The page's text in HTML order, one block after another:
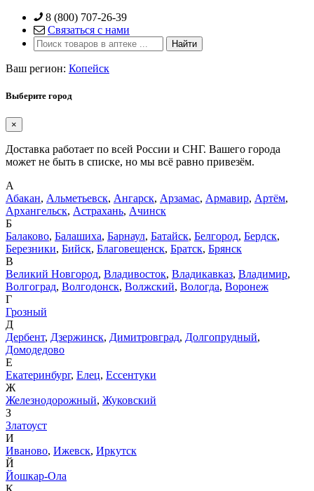
Skip
content
8 (800) 707-26-39
Связаться с нами
Ваш регион: Копейск
Выберите город
×
Доставка работает по всей России и СНГ. Вашего города
может не быть в списке, но мы всё равно привезём.
А
Абакан, Альметьевск, Ангарск, Арзамас, Армавир, Артём,
Архангельск, Астрахань, Ачинск
Б
Балаково, Балашиха, Барнаул, Батайск, Белгород, Бердск,
Березники, Бийск, Благовещенск, Братск, Брянск
В
Великий Новгород, Владивосток, Владикавказ, Владимир,
Волгоград, Волгодонск, Волжский, Вологда, Воронеж
Г
Грозный
Д
Дербент, Дзержинск, Димитровград, Долгопрудный,
Домодедово
Е
Екатеринбург, Елец, Ессентуки
Ж
Железнодорожный, Жуковский
З
Златоуст
И
Иваново, Ижевск, Иркутск
Й
Йошкар-Ола